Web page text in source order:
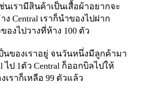
นเรามีสินค้าเป็นเสื้อผ้าอยากจะ
Central เราก็นำของไปฝาก
องไปวางที่ห้าง 100 ตัว
นของเราอยู่ จนวันหนึ่งมีลูกค้ามา
ไป 1ตัว Central ก็ออกบิลไปให้
ราก็เหลือ 99 ตัวแล้ว